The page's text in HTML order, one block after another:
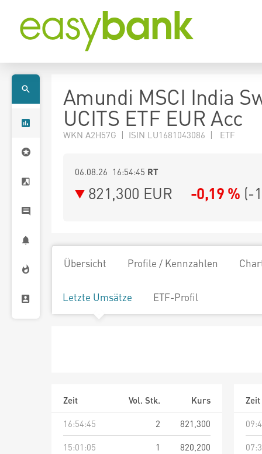
Amundi MSCI India
UCITS ETF EUR Acc
WKN A2H57G | ISIN LU1681043086 | ETF
06.08.26 16:54:45 RT
821,300 EUR -0,19 % (-
Übersicht Profile / Kennzahlen
Letzte Umsätze ETF-Profil
Zeit Vol. Stk.
Kurs
16:54:45
2
821,300
15:01:05
1
820,200
Zeit